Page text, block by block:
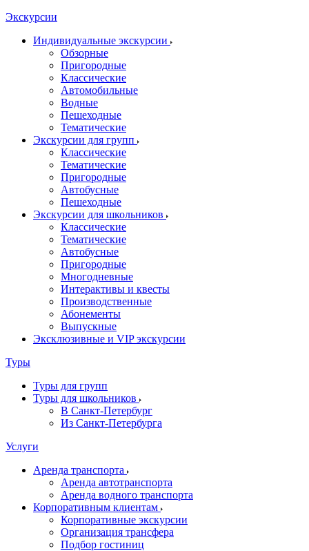
Экскурсии
Индивидуальные экскурсии
Обзорные
Пригородные
Классические
Автомобильные
Водные
Пешеходные
Тематические
Экскурсии для групп
Классические
Тематические
Пригородные
Автобусные
Пешеходные
Экскурсии для школьников
Классические
Тематические
Автобусные
Пригородные
Многодневные
Интерактивы и квесты
Производственные
Абонементы
Выпускные
Эксклюзивные и VIP экскурсии
Туры
Туры для групп
Туры для школьников
В Санкт-Петербург
Из Санкт-Петербурга
Услуги
Аренда транспорта
Аренда автотранспорта
Аренда водного транспорта
Корпоративным клиентам
Корпоративные экскурсии
Организация трансфера
Подбор гостиниц